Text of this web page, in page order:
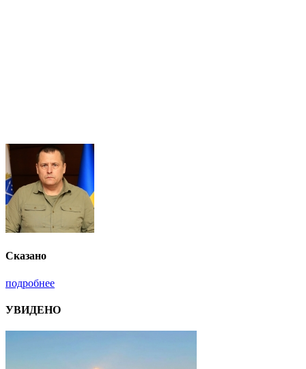
Сказано
подробнее
УВИДЕНО